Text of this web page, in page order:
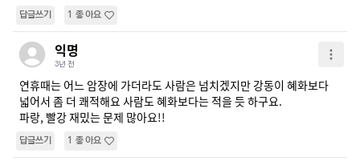
답글쓰기 1 좋아요
익명
3년 전
연휴때는 어느 암장에 가더라도 사람은 넘치겠지만 강동이 혜화보다
넓어서 좀 더 쾌적해요 사람도 혜화보다는 적을 듯 하구요.
파랑, 빨강 재밌는 문제 많아요!!
답글쓰기 1 좋아요